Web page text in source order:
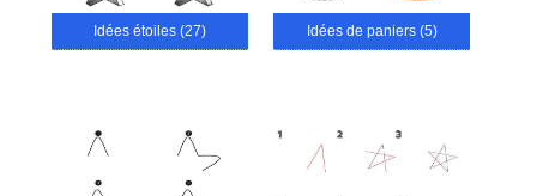
Idées étoiles (27) Idées de paniers (5)